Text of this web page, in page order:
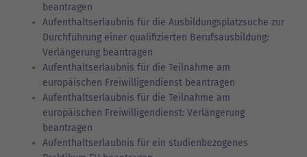
beantragen
Aufenthaltserlaubnis für die Ausbildungsplatzsuche zur
Durchführung einer qualifizierten Berufsausbildung:
Verlängerung beantragen
Aufenthaltserlaubnis für die Teilnahme am
europäischen Freiwilligendienst beantragen
Aufenthaltserlaubnis für die Teilnahme am
europäischen Freiwilligendienst: Verlängerung
beantragen
Aufenthaltserlaubnis für ein studienbezogenes